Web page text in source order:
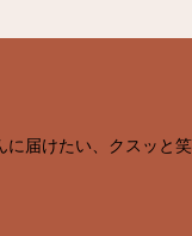
届けたい、クスッと笑